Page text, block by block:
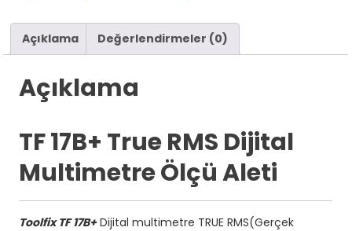
Açıklama Değerlendirmeler (0)
Açıklama
TF 17B+ True RMS Dijital
Multimetre Ölçü Aleti
Toolfix TF 17B+Dijital multimetre TRUE RMS(Gerçek